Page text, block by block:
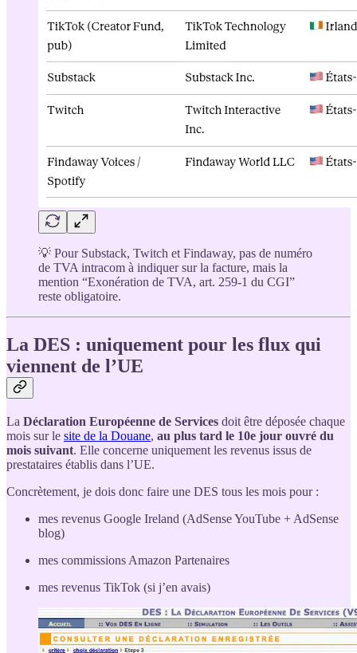
💡 Pour Substack, Twitch et Findaway, pas de numéro
de TVA intracom à indiquer sur la facture, mais la
mention “Exonération de TVA, art. 259-1 du CGI”
reste obligatoire.
La DES : uniquement pour les flux qui
viennent de l’UE
La Déclaration Européenne de Services doit être déposée chaque
mois sur le site de la Douane, au plus tard le 10e jour ouvré du
mois suivant. Elle concerne uniquement les revenus issus de
prestataires établis dans l’UE.
Concrètement, je dois donc faire une DES tous les mois pour :
mes revenus Google Ireland (AdSense YouTube + AdSense
blog)
mes commissions Amazon Partenaires
mes revenus TikTok (si j’en avais)